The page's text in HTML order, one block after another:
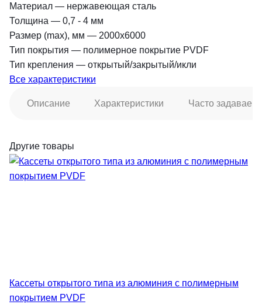
Материал — нержавеющая сталь
Толщина — 0,7 - 4 мм
Размер (max), мм — 2000х6000
Тип покрытия — полимерное покрытие PVDF
Тип крепления — открытый/закрытый/икли
Все характеристики
Описание Характеристики Часто
Другие товары
Кассеты открытого типа из алюминия с полимерным
покрытием PVDF